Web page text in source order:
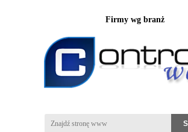
Firmy wg branż